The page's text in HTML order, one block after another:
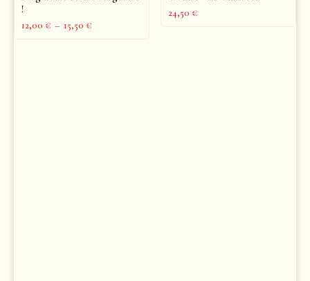
!
12,00 € – 15,50 €
24,50 €